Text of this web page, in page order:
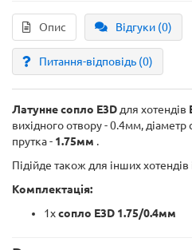
Опис Відгуки (0)
Питання-відповідь (0)
Латунне сопло E3D для хотендів
вихідного отвору - 0.4мм, діаметр
прутка - 1.75мм .
Підійде також для інших
Комплектація:
1хсопло E3D 1.75/0.4мм